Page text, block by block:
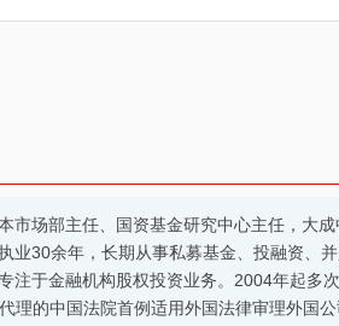
市场部主任、国资基金研究中心主任，大
业30余年，长期从事私募基金、投融资、
注于金融机构股权投资业务。2004年起多
理的中国法院首例适用外国法律审理外国